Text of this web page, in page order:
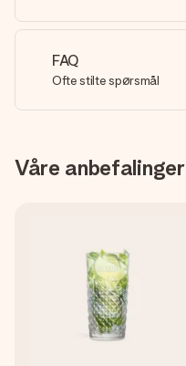
FAQ
Ofte stilte spørsmål
Våre anbefalinger